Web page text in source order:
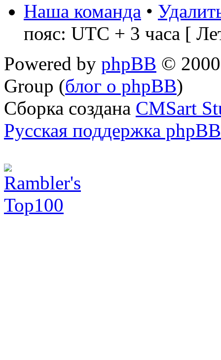
Наша команда •
пояс: UTC + 3 часа [
Powered by phpBB ©
Group (блог о phpBB)
Сборка создана CMSart
Русская поддержка phpBB